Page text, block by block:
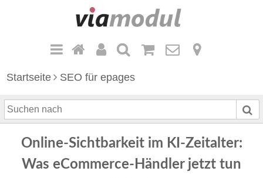
Startseite SEO für epages
S
u
Online-Sichtbarkeit im KI-Zeitalter:
Was eCommerce-Händler jetzt tun